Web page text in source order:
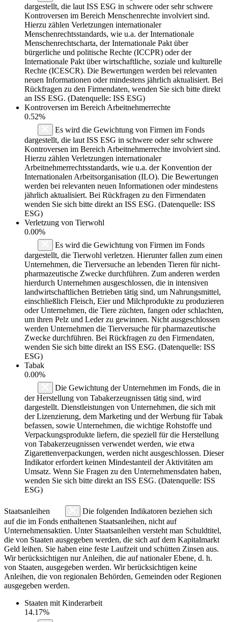
dargestellt, die laut ISS ESG in schwere oder sehr schwere
Kontroversen im Bereich Menschenrechte involviert sind.
Hierzu zählen Verletzungen internationaler
Menschenrechtsstandards, wie u.a. der Internationale
Menschenrechtscharta, der Internationale Pakt über
bürgerliche und politische Rechte (ICCPR) oder der
Internationale Pakt über wirtschaftliche, soziale und kulturelle
Rechte (ICESCR). Die Bewertungen werden bei relevanten
neuen Informationen oder mindestens jährlich aktualisiert. Bei
Rückfragen zu den Firmendaten, wenden Sie sich bitte direkt
an ISS ESG. (Datenquelle: ISS ESG)
Kontroversen im Bereich Arbeitnehmerrechte
0.52%
Es wird die Gewichtung von Firmen im Fonds
dargestellt, die laut ISS ESG in schwere oder sehr schwere
Kontroversen im Bereich Arbeitnehmerrechte involviert sind.
Hierzu zählen Verletzungen internationaler
Arbeitnehmerrechtsstandards, wie u.a. der Konvention der
Internationalen Arbeitsorganisation (ILO). Die Bewertungen
werden bei relevanten neuen Informationen oder mindestens
jährlich aktualisiert. Bei Rückfragen zu den Firmendaten
wenden Sie sich bitte direkt an ISS ESG. (Datenquelle: ISS
ESG)
Verletzung von Tierwohl
0.00%
Es wird die Gewichtung von Firmen im Fonds
dargestellt, die Tierwohl verletzen. Hierunter fallen zum einen
Unternehmen, die Tierversuche an lebenden Tieren für nicht-
pharmazeutische Zwecke durchführen. Zum anderen werden
hierdurch Unternehmen ausgeschlossen, die in intensiven
landwirtschaftlichen Betrieben tätig sind, um Nahrungsmittel,
einschließlich Fleisch, Eier und Milchprodukte zu produzieren
oder Unternehmen, die Tiere züchten, fangen oder schlachten,
um ihren Pelz und Leder zu gewinnen. Nicht ausgeschlossen
werden Unternehmen die Tierversuche für pharmazeutische
Zwecke durchführen. Bei Rückfragen zu den Firmendaten,
wenden Sie sich bitte direkt an ISS ESG. (Datenquelle: ISS
ESG)
Tabak
0.00%
Die Gewichtung der Unternehmen im Fonds, die in
der Herstellung von Tabakerzeugnissen tätig sind, wird
dargestellt. Dienstleistungen von Unternehmen, die sich mit
der Lizenzierung, dem Marketing und der Werbung für Tabak
befassen, sowie Unternehmen, die wichtige Rohstoffe und
Verpackungsprodukte liefern, die speziell für die Herstellung
von Tabakerzeugnissen verwendet werden, wie etwa
Zigarettenverpackungen, werden nicht ausgeschlossen. Dieser
Indikator erfordert keinen Mindestanteil der Aktivitäten am
Umsatz. Wenn Sie Fragen zu den Unternehmensdaten haben,
wenden Sie sich bitte direkt an ISS ESG. (Datenquelle: ISS
ESG)
Staatsanleihen
Die folgenden Indikatoren beziehen sich
auf die im Fonds enthaltenen Staatsanleihen, nicht auf
Unternehmensaktien. Unter Staatsanleihen versteht man Schuldtitel,
die von Staaten ausgegeben werden, die sich auf dem Kapitalmarkt
Geld leihen. Sie haben eine feste Laufzeit und schütten Zinsen aus.
Wir berücksichtigen nur Anleihen, die auf nationaler Ebene, d. h.
von Staaten, ausgegeben werden. Wir berücksichtigen keine
Anleihen, die von regionalen Behörden, Gemeinden oder Regionen
ausgegeben werden.
Staaten mit Kinderarbeit
14.17%